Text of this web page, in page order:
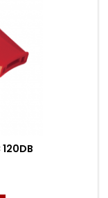
120DB